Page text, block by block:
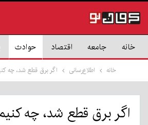
خانه جامعه اقتصاد حوادث
خانه اطلاع‌رسانی اگر برق قطع شد، چه
اگر برق قطع شد، چه